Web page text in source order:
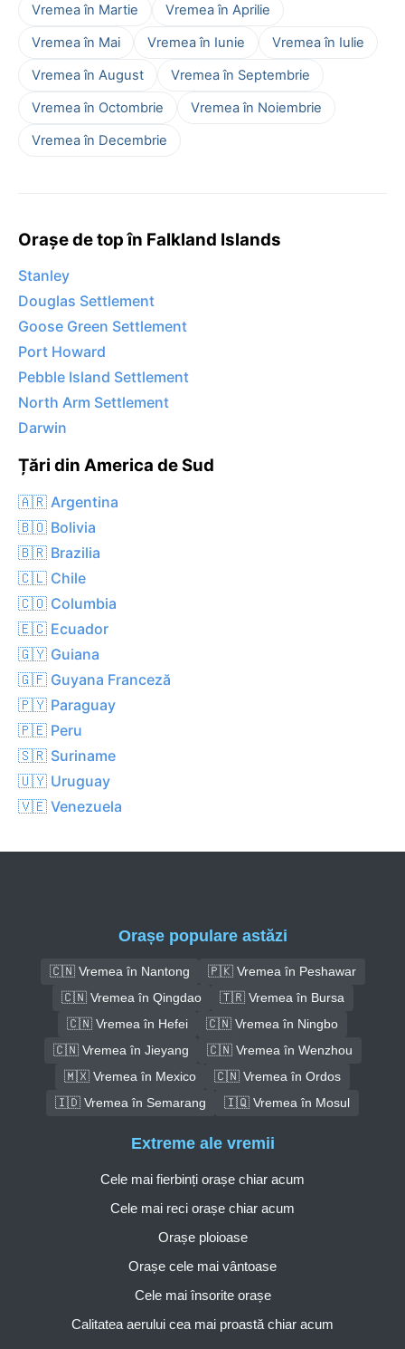
Vremea în Martie
Vremea în Aprilie
Vremea în Mai
Vremea în Iunie
Vremea în Iulie
Vremea în August
Vremea în Septembrie
Vremea în Octombrie
Vremea în Noiembrie
Vremea în Decembrie
Orașe de top în Falkland Islands
Stanley
Douglas Settlement
Goose Green Settlement
Port Howard
Pebble Island Settlement
North Arm Settlement
Darwin
Țări din America de Sud
🇦🇷 Argentina
🇧🇴 Bolivia
🇧🇷 Brazilia
🇨🇱 Chile
🇨🇴 Columbia
🇪🇨 Ecuador
🇬🇾 Guiana
🇬🇫 Guyana Franceză
🇵🇾 Paraguay
🇵🇪 Peru
🇸🇷 Suriname
🇺🇾 Uruguay
🇻🇪 Venezuela
Orașe populare astăzi
🇨🇳 Vremea în Nantong
🇵🇰 Vremea în Peshawar
🇨🇳 Vremea în Qingdao
🇹🇷 Vremea în Bursa
🇨🇳 Vremea în Hefei
🇨🇳 Vremea în Ningbo
🇨🇳 Vremea în Jieyang
🇨🇳 Vremea în Wenzhou
🇲🇽 Vremea în Mexico
🇨🇳 Vremea în Ordos
🇮🇩 Vremea în Semarang
🇮🇶 Vremea în Mosul
Extreme ale vremii
Cele mai fierbinți orașe chiar acum
Cele mai reci orașe chiar acum
Orașe ploioase
Orașe cele mai vântoase
Cele mai însorite orașe
Calitatea aerului cea mai proastă chiar acum